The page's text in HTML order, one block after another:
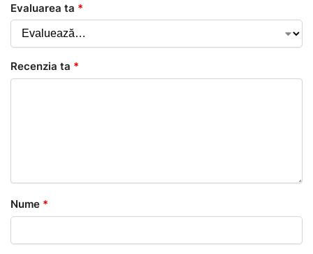
Evaluarea ta *
Recenzia ta *
Nume *